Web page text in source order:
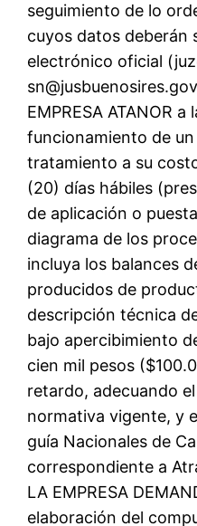
seguimiento de lo
cuyos datos deberán
electrónico oficial
EMPRESA ATANOR
funcionamiento de
tratamiento a su
(20) días hábiles
de aplicación o
diagrama de los
incluya los balances
producidos de
descripción técnica
bajo apercibimiento
cien mil pesos
retardo, adecuando
normativa vigente, y
guía Nacionales de
correspondiente a
LA EMPRESA
elaboración del